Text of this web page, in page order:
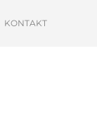
KONTAKT